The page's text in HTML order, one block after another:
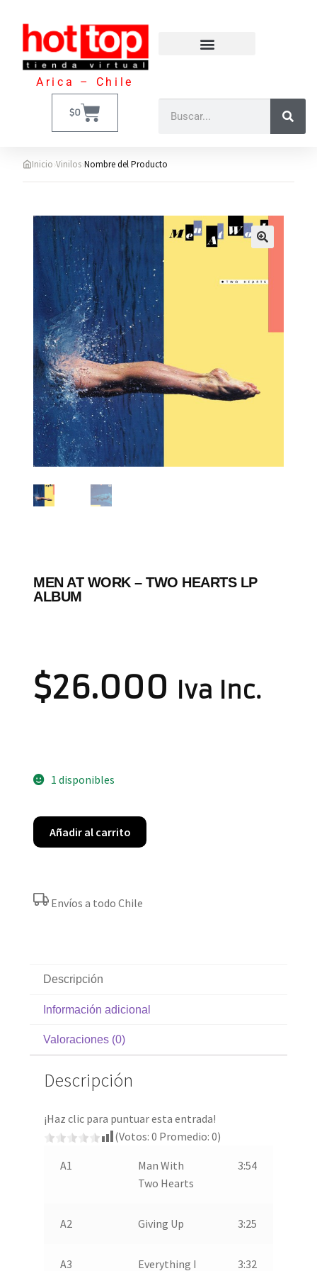
Arica – Chile
$0
Inicio›Vinilos›Nombre del Producto
MEN AT WORK – TWO HEARTS LP
ALBUM
$26.000 Iva Inc.
1 disponibles
Añadir al carrito
Envíos a todo Chile
Descripción
Información adicional
Valoraciones (0)
Descripción
¡Haz clic para puntuar esta entrada!
(Votos: 0 Promedio: 0)
A1
Man With
Two Hearts
3:54
A2 Giving Up 3:25
A3 Everything I 3:32